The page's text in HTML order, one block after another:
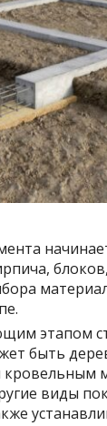
этапом
быть
кровельным
виды